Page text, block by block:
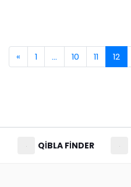
« 1 … 10 11 12
QIBLA FINDER